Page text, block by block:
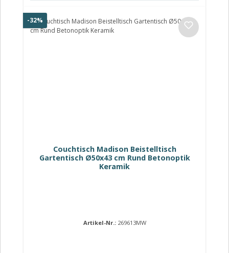
-32% Rabatt
Couchtisch Madison Beistelltisch
Gartentisch Ø50x43 cm Rund Betonoptik
Keramik
Artikel-Nr.: 269613MW